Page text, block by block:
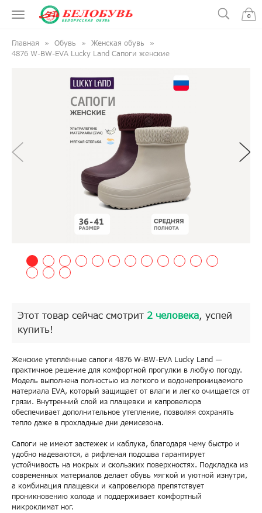
0
Главная Обувь
Женская обувь
4876 W-BW-EVA Lucky Land Сапоги женские
Этот товар сейчас смотрит 2 человека, успей
купить!
Женские утеплённые сапоги 4876 W-BW-EVA Lucky Land —
практичное решение для комфортной прогулки в любую погоду.
Модель выполнена полностью из легкого и водонепроницаемого
материала EVA, который защищает от влаги и легко очищается от
грязи. Внутренний слой из плащевки и капровелюра
обеспечивает дополнительное утепление, позволяя сохранять
тепло даже в прохладные дни демисезона.
Сапоги не имеют застежек и каблука, благодаря чему быстро и
удобно надеваются, а рифленая подошва гарантирует
устойчивость на мокрых и скользких поверхностях. Подкладка из
современных материалов делает обувь мягкой и уютной изнутри,
а комбинация плащевки и капровелюра препятствует
проникновению холода и поддерживает комфортный
микроклимат ног.